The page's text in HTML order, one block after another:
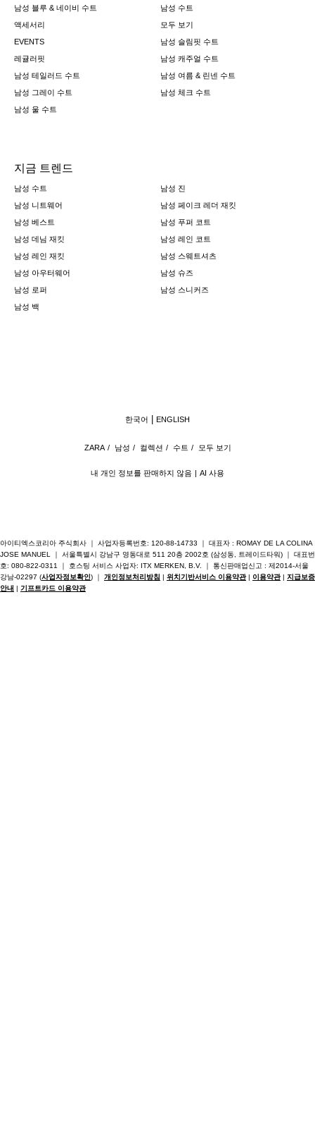
남성 블루 & 네이비 수트
남성 수트
액세서리
모두 보기
EVENTS
남성 슬림핏 수트
레귤러핏
남성 캐주얼 수트
남성 테일러드 수트
남성 여름 & 린넨 수트
남성 그레이 수트
남성 체크 수트
남성 울 수트
지금 트렌드
남성 수트
남성 진
남성 니트웨어
남성 페이크 레더 재킷
남성 베스트
남성 푸퍼 코트
남성 데님 재킷
남성 레인 코트
남성 레인 재킷
남성 스웨트셔츠
남성 아우터웨어
남성 슈즈
남성 로퍼
남성 스니커즈
남성 백
내 개인 정보를 판매하지 않음 AI 사용
ZARA / 남성 / 컬렉션 / 수트 / 모두 보기
한국어 ENGLISH
아이티엑스코리아 주식회사 ｜ 사업자등록번호: 120-88-14733 ｜ 대표자 : ROMAY DE LA COLINA
JOSE MANUEL ｜ 서울특별시 강남구 영동대로 511 20층 2002호 (삼성동, 트레이드타워) ｜ 대표번
호: 080-822-0311 ｜ 호스팅 서비스 사업자: ITX MERKEN, B.V. ｜ 통신판매업신고 : 제2014-서울
강남-02297 (사업자정보확인) ｜ 개인정보처리방침 | 위치기반서비스 이용약관 | 이용약관 | 지급보증
안내 | 기프트카드 이용약관